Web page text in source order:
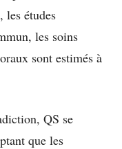
les études
les soins
sont estimés à
QS se
que les